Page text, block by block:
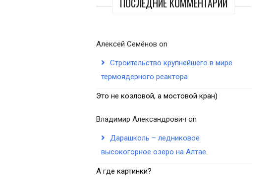
Алексей Семёнов on
Строительство крупнейшего в мире
термоядерного реактора
Это не козловой, а мостовой кран)
Владимир Александрович on
Дарашколь – ледниковое
высокогорное озеро на Алтае
А где картинки?